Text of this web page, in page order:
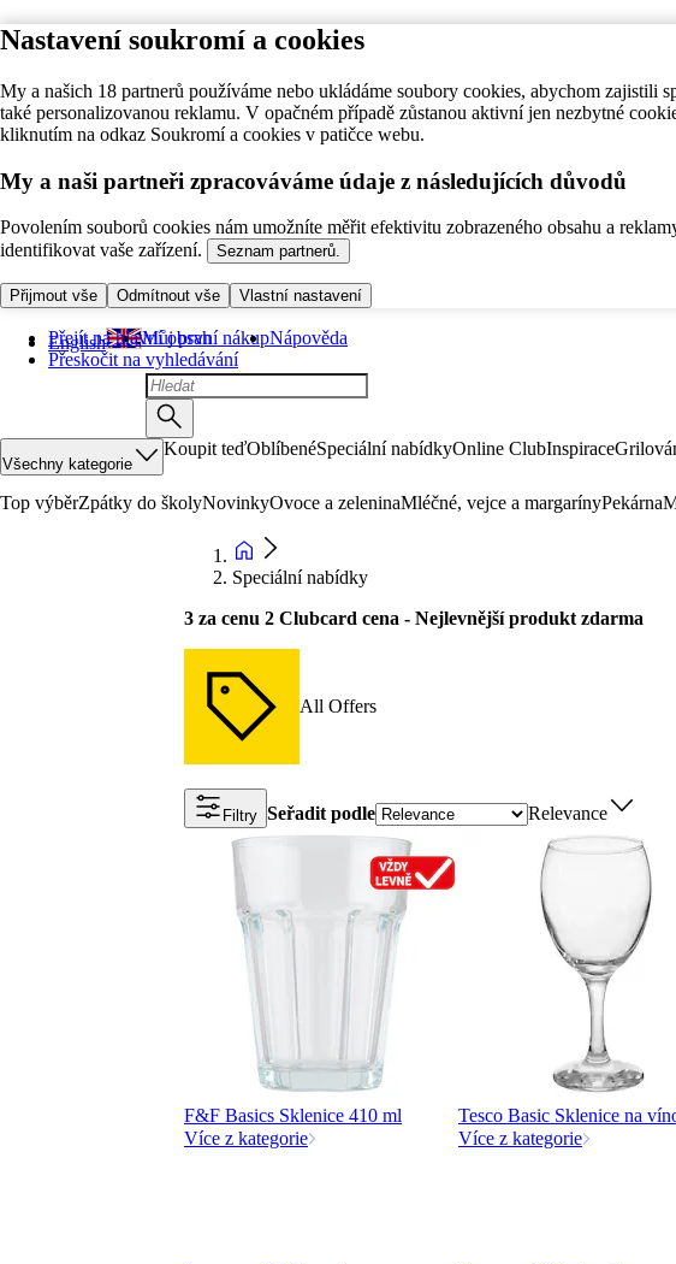
Nastavení soukromí a cookies
My a našich 18 partnerů používáme nebo ukládáme soubory cookies, abychom
také personalizovanou reklamu. V opačném případě zůstanou aktivní jen nezbytné
kliknutím na odkaz Soukromí a cookies v patičce webu.
My a naši partneři zpracováváme údaje z následujících důvodů
Povolením souborů cookies nám umožníte měřit efektivitu zobrazeného obsahu a
identifikovat vaše zařízení.
Seznam partnerů.
Přijmout vše Odmítnout vše Vlastní nastavení
Přejít na hlavní obsah
Přeskočit na vyhledávání
English Můj první nákupNápověda
Všechny kategorie
Koupit teďOblíbenéSpeciální nabídkyOnline ClubInspirace
Top výběrZpátky do školyNovinkyOvoce a zeleninaMléčné, vejce a margarínyPekárna
Speciální nabídky
3 za cenu 2 Clubcard cena - Nejlevnější produkt zdarma
All Offers
Filtry Seřadit podle Relevance
F&F Basics Sklenice 410 ml
Více z kategorie
Tesco Basic Sklenice na
Více z kategorie